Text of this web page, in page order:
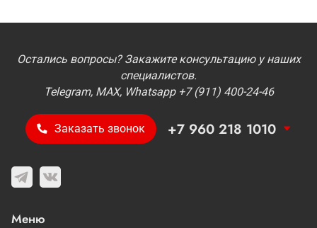
Остались вопросы? Закажите консультацию у наших
специалистов.
Telegram, MAX, Whatsapp +7 (911) 400-24-46
Заказать звонок +7 960 218 1010
Меню